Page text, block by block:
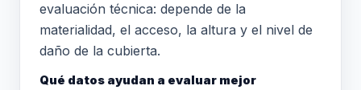
evaluación técnica: depende de la
materialidad, el acceso, la altura y el nivel de
daño de la cubierta.
Qué datos ayudan a evaluar mejor